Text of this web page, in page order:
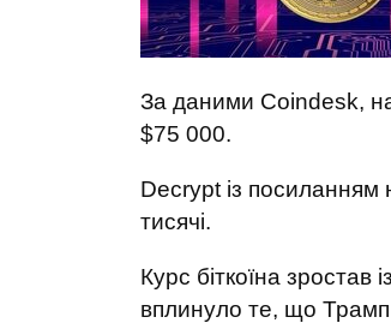
За даними Coindesk, на
$75 000.
Decrypt із посиланням
тисячі.
Курс біткоїна
вплинуло те, що Трамп